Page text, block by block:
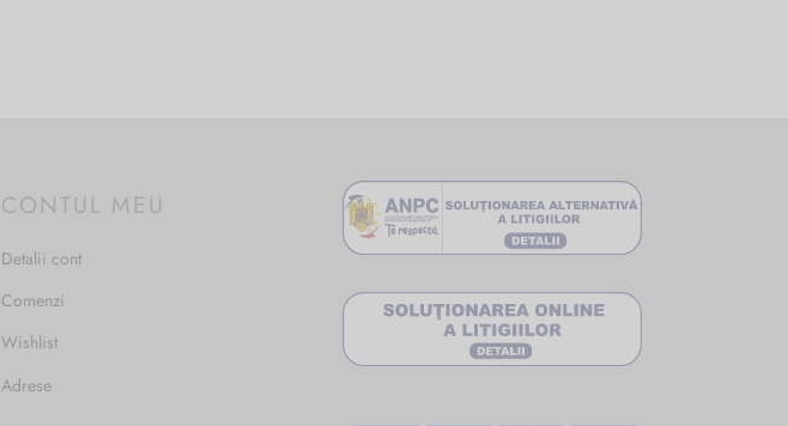
CONTUL MEU
Detalii cont
Comenzi
Wishlist
Adrese